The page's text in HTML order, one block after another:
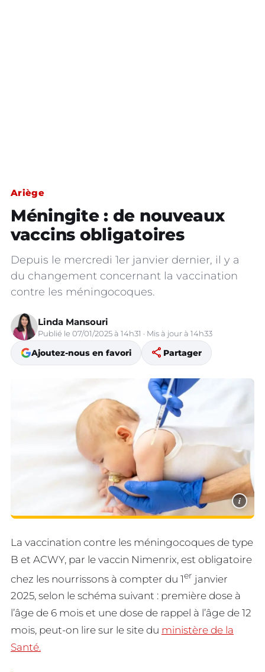
Ariège
Méningite : de nouveaux
vaccins obligatoires
Depuis le mercredi 1er janvier dernier, il y a
du changement concernant la vaccination
contre les méningocoques.
Linda Mansouri
Publié le 07/01/2025 à 14h31 · Mis à jour à 14h33
Ajoutez-nous en favori share Partager
i
La vaccination contre les méningocoques de type
B et ACWY, par le vaccin Nimenrix, est obligatoire
chez les nourrissons à compter du 1er janvier
2025, selon le schéma suivant : première dose à
l’âge de 6 mois et une dose de rappel à l’âge de 12
mois, peut-on lire sur le site du ministère de la
Santé.